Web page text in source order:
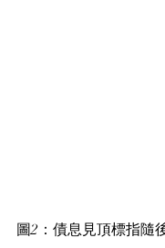
圖2：債息見頂標指隨